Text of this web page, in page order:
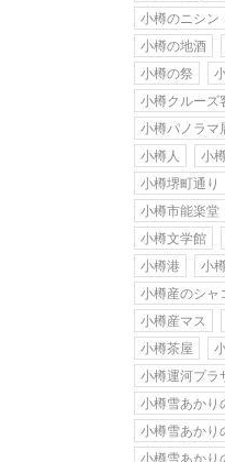
小樽のニシン
小樽の地酒
小樽の祭
小樽クルーズ
小樽パノラマ
小樽人
小
小樽堺町通り
小樽市能楽堂
小樽文学館
小樽港
小
小樽産のシャ
小樽産マス
小樽茶屋
小樽運河プラ
小樽雪あかり
小樽雪あかり
小樽雪あかり